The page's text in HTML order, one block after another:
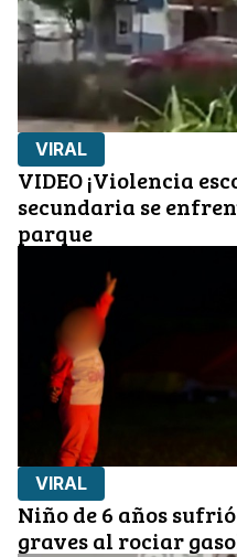
VIRAL
VIDEO ¡Violencia
secundaria se
parque
VIRAL
Niño de 6 años
graves al rociar